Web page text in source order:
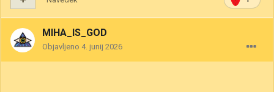
MIHA_IS_GOD
Objavljeno 4. junij 2026